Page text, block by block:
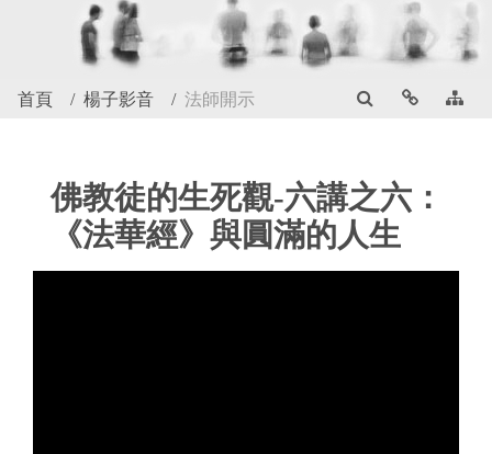
首頁 楊子影音 法師開示
佛教徒的生死觀-六講之六：
《法華經》與圓滿的人生